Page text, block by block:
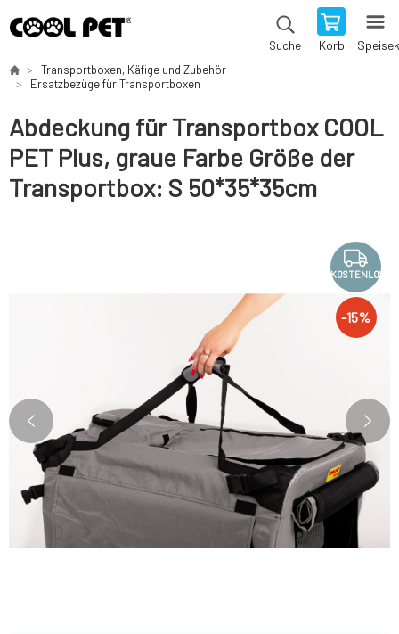
Suche Korb
Transportboxen, Käfige und Zubehör
Ersatzbezüge für Transportboxen
Abdeckung für Transportbox COOL
PET Plus, graue Farbe Größe der
Transportbox: S 50*35*35cm
KOSTENLOS
-15%